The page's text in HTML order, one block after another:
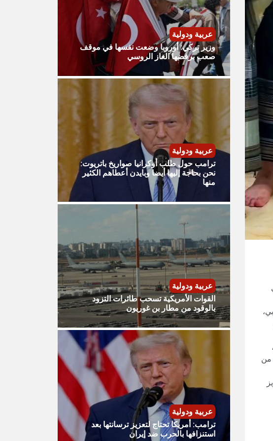
من
عربية ودولية
وزير تركي: أوروبا وضعت نفسها في موقف
صعب برفضها الغاز الروسي
عربية ودولية
ترامب حول طلب أوكرانيا صواريخ باتريوت:
نحن بحاجة إليها أيضا وبايدن أعطاهم الكثير
منها
عربية ودولية
القوات الأمريكية تسحب طائرات التزود
بالوقود من مطار بن غوريون
عربية ودولية
ترامب: أمريكا تحتاج لتعزيز ترسانتها بعد
استنزافها بالحرب ضد إيران